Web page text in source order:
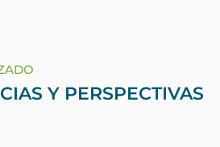
Y PERSPECTIVAS